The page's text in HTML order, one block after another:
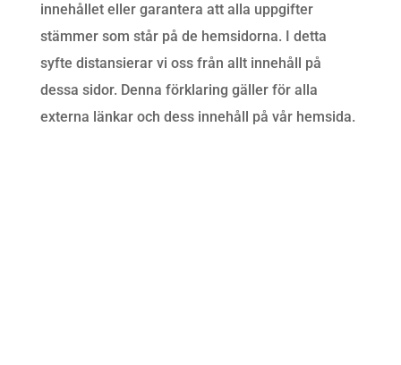
innehållet eller garantera att alla uppgifter
stämmer som står på de hemsidorna. I detta
syfte distansierar vi oss från allt innehåll på
dessa sidor. Denna förklaring gäller för alla
externa länkar och dess innehåll på vår hemsida.